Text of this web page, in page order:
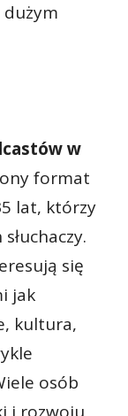
w
format
lat, którzy
się
jak
kultura,
osób